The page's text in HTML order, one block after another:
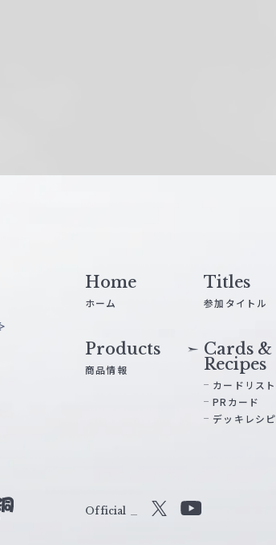
Home
ホーム
Titles
参加タイトル
Products
商品情報
Cards &
Recipes
カードリスト
PRカード
デッキレシピ
Official
Y